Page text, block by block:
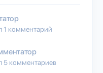
1 комментарий
5 комментариев